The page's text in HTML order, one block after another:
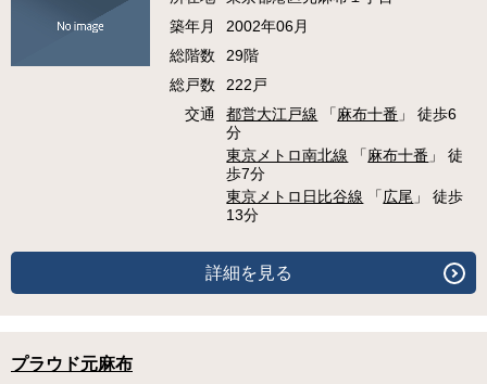
築年月
2002年06月
総階数
29階
総戸数
222戸
交通
都営大江戸線 「麻布十番 」 徒歩6
分
東京メトロ南北線 「麻布十番 」 徒
歩7分
東京メトロ日比谷線 「広尾 」 徒歩
13分
詳細を見る
プラウド元麻布